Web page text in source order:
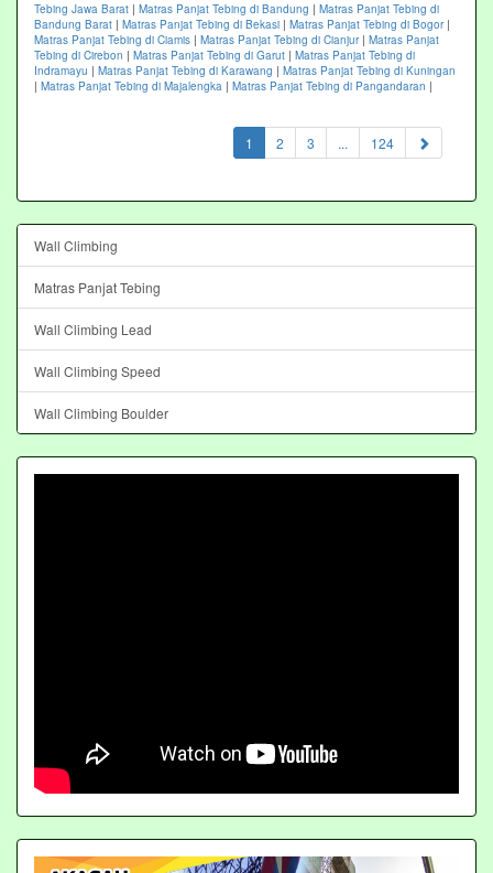
Tebing Jawa Barat | Matras Panjat Tebing di Bandung | Matras Panjat Tebing di
Bandung Barat | Matras Panjat Tebing di Bekasi | Matras Panjat Tebing di Bogor|
Matras Panjat Tebing di Ciamis | Matras Panjat Tebing di Cianjur| Matras Panjat
Tebing di Cirebon | Matras Panjat Tebing di Garut | Matras Panjat Tebing di
Indramayu | Matras Panjat Tebing di Karawang | Matras Panjat Tebing di Kuningan
| Matras Panjat Tebing di Majalengka | Matras Panjat Tebing di Pangandaran |
1 (current)
2 3 ... 124
Wall Climbing
Matras Panjat Tebing
Wall Climbing Lead
Wall Climbing Speed
Wall Climbing Boulder